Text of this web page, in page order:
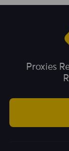
Proxies